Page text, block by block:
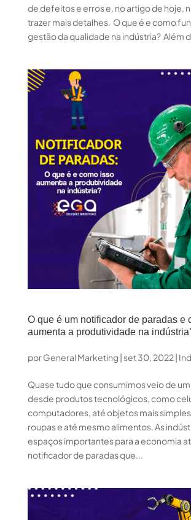
de defeitos e erros e, no artigo de hoje,
trazer mais detalhes. O que é e como
gestão da qualidade na indústria? Além
O que é um notificador de paradas e
aumenta a produtividade na
porGeneral Marketing|set 30, 2022|
Quase tudo que consumimos veio de
desde produtos tecnológicos, como
computadores, até objetos mais
roupas e até mesmo alimentos. As
espaços importantes para a economia
notificador de paradas que...